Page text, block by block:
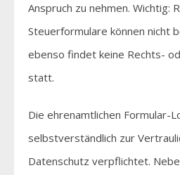
Anspruch zu nehmen. Wichtig:
Steuerformulare können nicht
ebenso findet keine Rechts-
statt.
Die ehrenamtlichen Formular-
selbstverständlich zur
Datenschutz verpflichtet.